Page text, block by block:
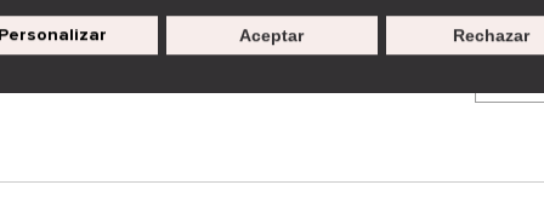
Personalizar Rechazar
Aceptar
provocar efectos adversos como irritación, inflamación o
provocar efectos adversos como irritación, inflamación o
Promociones exclusivas al